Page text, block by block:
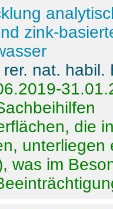
zink-
rer. nat.
die
was im